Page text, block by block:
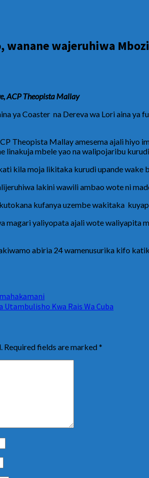
wajeruhiwa
ACP Theopista Mallay
ya Coaster na Dereva wa Lori aina
Theopista Mallay amesema ajali
linakuja mbele yao na walipojaribu
kila moja likitaka kurudi upande wake
lakini wawili ambao wote ni
kufanya uzembe wakitaka
magari yaliyopata ajali wote waliyapita
abiria 24 wamenusurika kifo
Kwa Rais Wa Cuba
Required fields are marked*